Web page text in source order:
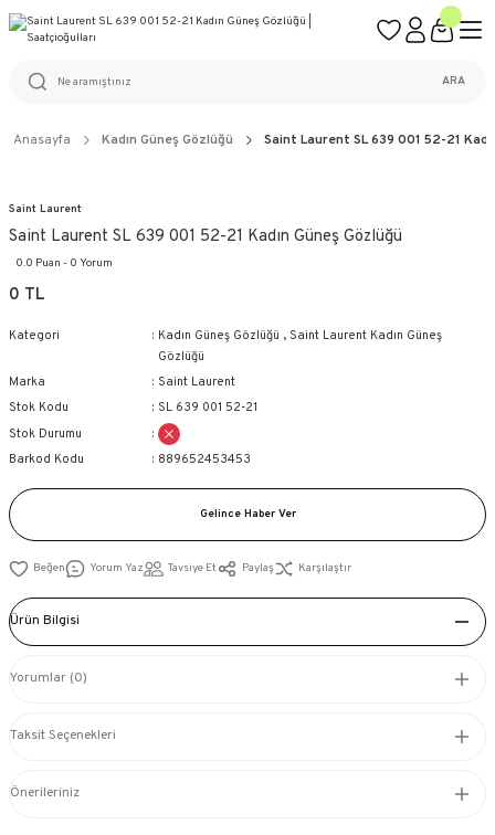
%100 ORİJİNAL ÜRÜN GARANTİSİ
ARA
Anasayfa Kadın Güneş Gözlüğü Saint Laurent SL 639 001 52-21
Saint Laurent
Saint Laurent SL 639 001 52-21 Kadın Güneş Gözlüğü
0.0 Puan - 0 Yorum
0 TL
Kategori Kadın Güneş Gözlüğü , Saint Laurent Kadın Güneş
Gözlüğü
Marka
Saint Laurent
Stok Kodu
SL 639 001 52-21
Stok Durumu
Barkod Kodu
889652453453
Gelince Haber Ver
Yorum Yaz Tavsiye Et Paylaş Karşılaştır
Ürün Bilgisi
Yorumlar (0)
Taksit Seçenekleri
Önerileriniz